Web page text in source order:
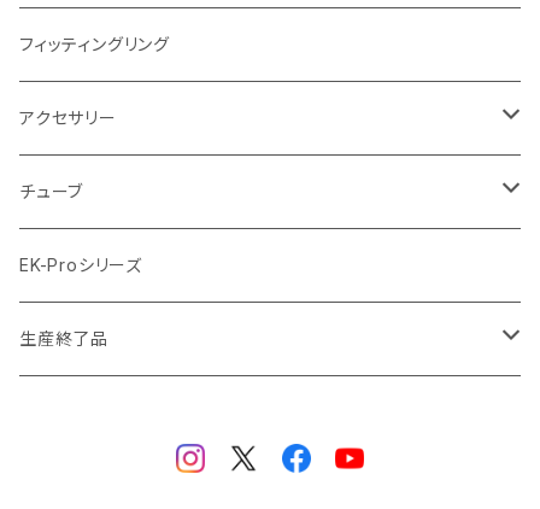
ラジエーターサイズ420mm
ラジエーターサイズ480mm
ラジエーターサイズ560mm
ニッケル Nickel
サテンチタン SatinTitan
ブラック Black
ブラックニッケル BlackNickel
ゴールド Gold
フィッティングリング
アクセサリー
クーラント
マウスパッド
ツール
チューブ
材質
ハード（PETG）
サイズ（OD:外径 / ID:内径）
EK-Proシリーズ
生産終了品